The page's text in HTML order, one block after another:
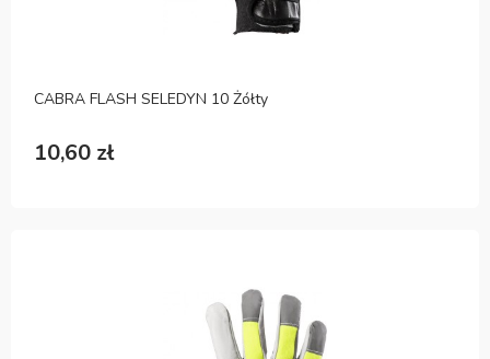
CABRA FLASH SELEDYN 10 Żółty
10,60 zł